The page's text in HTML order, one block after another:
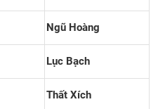
Ngũ Hoàng
Lục Bạch
Thất Xích